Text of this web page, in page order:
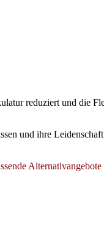
reduziert und die
und ihre